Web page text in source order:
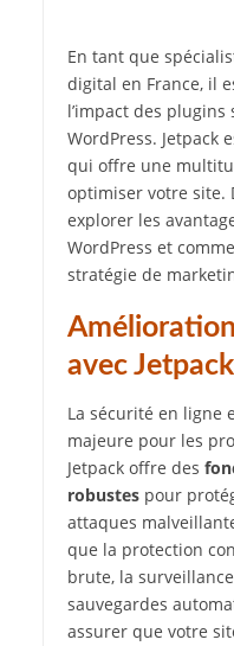
En tant que
digital en France, il
l’impact des
WordPress. Jetpack
qui offre une
optimiser votre site.
explorer les
WordPress et
stratégie de
avec Jetpack
La sécurité en ligne
majeure pour les
Jetpack offre des
robustespour
attaques
que la protection
brute, la
sauvegardes
assurer que votre